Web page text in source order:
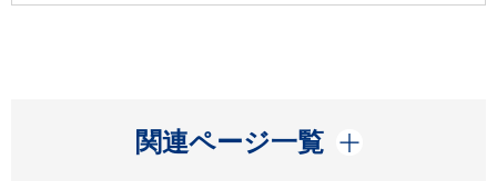
関連ページ一覧
開く